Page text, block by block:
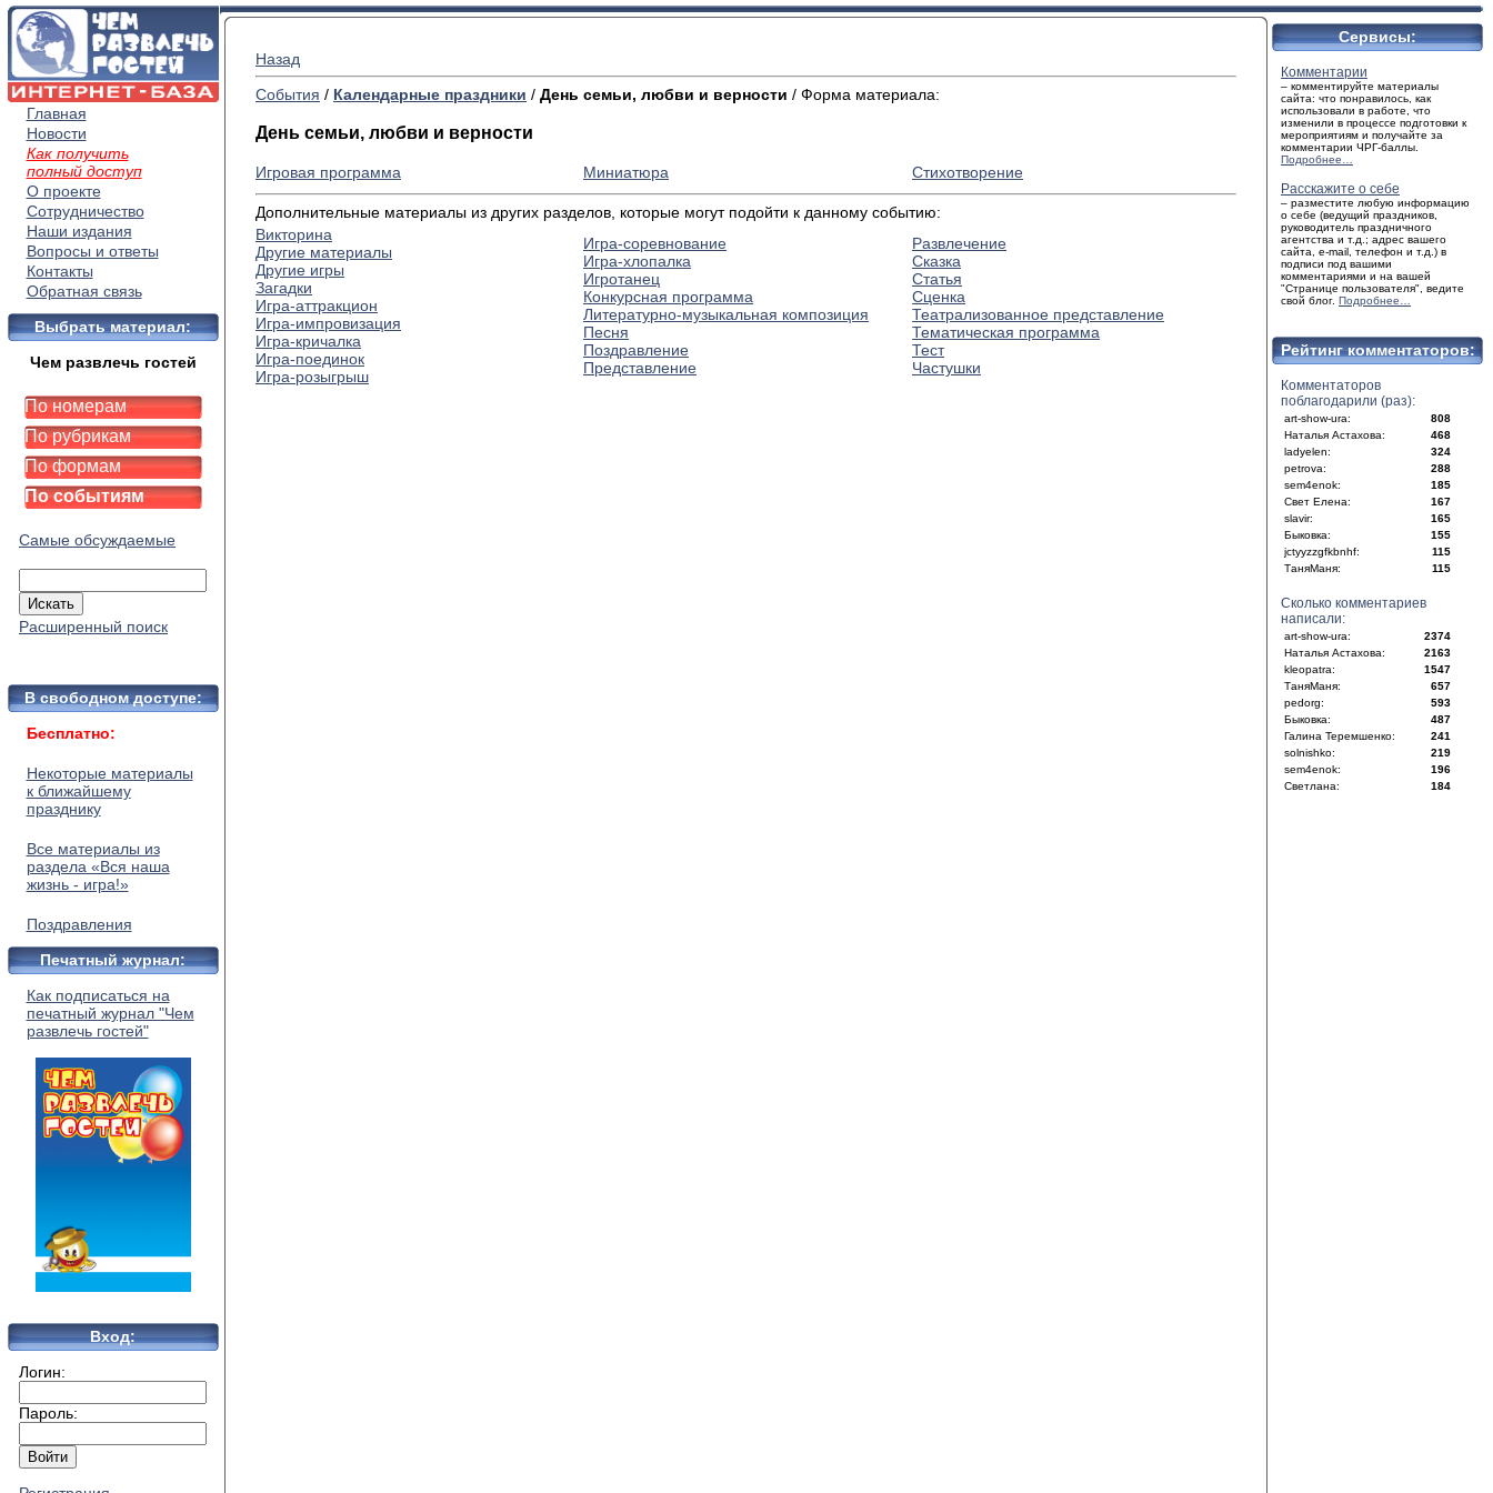
Главная
Новости
Как получить
полный доступ
О проекте
Сотрудничество
Наши издания
Вопросы и ответы
Контакты
Обратная связь
Выбрать материал:
Чем развлечь гостей
По номерам
По рубрикам
По формам
По событиям
Самые обсуждаемые
Расширенный поиск
В свободном доступе:
Бесплатно:
Некоторые материалы
к ближайшему
празднику
Все материалы из
раздела «Вся наша
жизнь - игра!»
Поздравления
Печатный журнал:
Как подписаться на
печатный журнал "Чем
развлечь гостей"
Вход:
Логин:
Пароль:
Назад
События / Календарные праздники / День семьи, любви и верности / Форма материала:
День семьи, любви и верности
Игровая программа Миниатюра Стихотворение
Дополнительные материалы из других разделов, которые могут подойти к данному событию:
Викторина
Другие материалы
Другие игры
Загадки
Игра-аттракцион
Игра-импровизация
Игра-кричалка
Игра-поединок
Игра-розыгрыш
Игра-соревнование
Игра-хлопалка
Игротанец
Конкурсная программа
Литературно-музыкальная композиция
Песня
Поздравление
Представление
Развлечение
Сказка
Статья
Сценка
Театрализованное представление
Тематическая программа
Тест
Частушки
Сервисы:
Комментарии
– комментируйте материалы
сайта: что понравилось, как
использовали в работе, что
изменили в процессе подготовки к
мероприятиям и получайте за
комментарии ЧРГ-баллы.
Подробнее…
Расскажите о себе
– разместите любую информацию
о себе (ведущий праздников,
руководитель праздничного
агентства и т.д.; адрес вашего
сайта, e-mail, телефон и т.д.) в
подписи под вашими
комментариями и на вашей
"Странице пользователя", ведите
свой блог. Подробнее…
Рейтинг комментаторов:
Комментаторов
поблагодарили (раз):
art-show-ura:
808
Наталья Астахова:
468
ladyelen:
324
petrova:
288
sem4enok:
185
Свет Елена:
167
slavir:
165
Быковка:
155
jctyyzzgfkbnhf:
115
ТаняМаня:
115
Сколько комментариев
написали:
art-show-ura:
2374
Наталья Астахова:
2163
kleopatra:
1547
ТаняМаня:
657
pedorg:
593
Быковка:
487
Галина Теремшенко:
241
solnishko:
219
sem4enok:
196
Светлана:
184